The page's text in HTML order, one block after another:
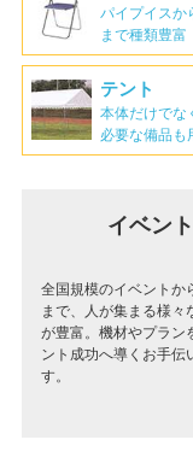
パイプイスか
まで種類豊富
テント
本体だけでな
必要な備品も
イベン
全国規模のイベントか
まで、人が集まる様々
が豊富。機材やプラン
ント成功へ導くお手伝
す。